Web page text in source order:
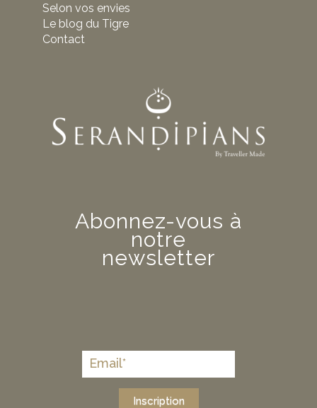
Selon vos envies
Le blog du Tigre
Contact
Abonnez-vous à
notre
newsletter
Inscription